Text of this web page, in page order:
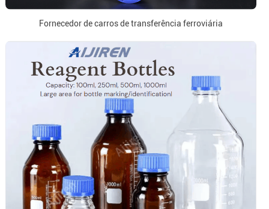
Fornecedor de carros de transferência ferroviária